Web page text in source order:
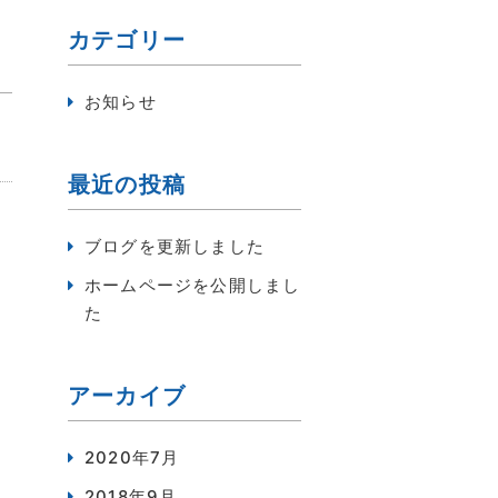
カテゴリー
お知らせ
最近の投稿
ブログを更新しました
ホームページを公開しまし
た
アーカイブ
2020年7月